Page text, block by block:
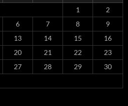
1
2
6 7 8
9
13 14 15
16
20 21 22
23
27 28 29
30